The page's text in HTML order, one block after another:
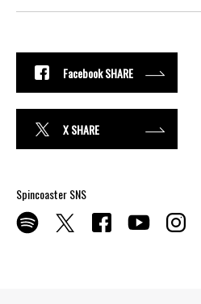
Facebook SHARE
X SHARE
Spincoaster SNS